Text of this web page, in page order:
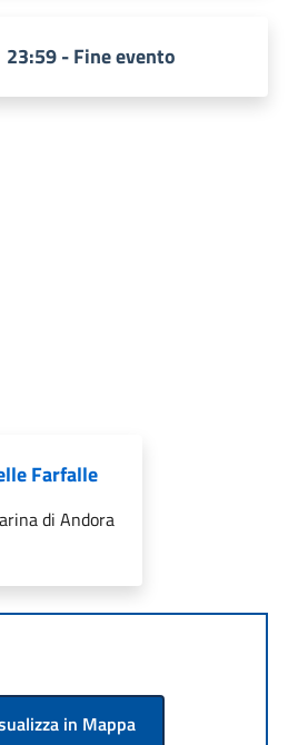
23:59 - Fine evento
Farfalle
di Andora
in Mappa